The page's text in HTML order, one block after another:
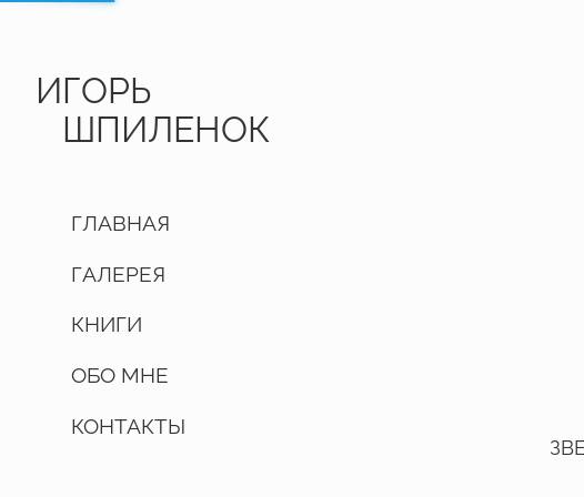
ИГОРЬ
ШПИЛЕНОК
ГЛАВНАЯ
ГАЛЕРЕЯ
КНИГИ
ОБО МНЕ
КОНТАКТЫ